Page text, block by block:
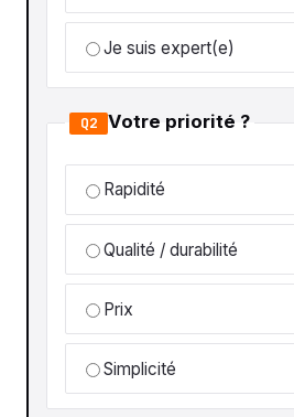
Je suis expert(e)
Q2 Votre priorité ?
Rapidité
Qualité / durabilité
Prix
Simplicité